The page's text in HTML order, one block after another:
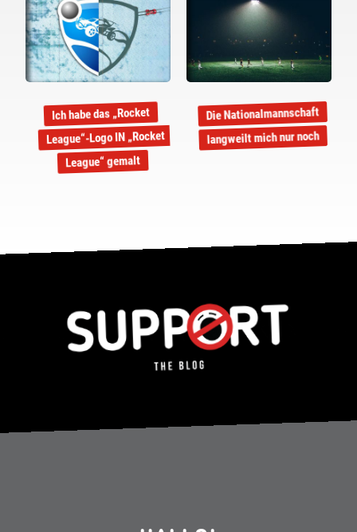
Ich habe das „Rocket
League“-Logo IN „Rocket
League“ gemalt
Die Nationalmannschaft
langweilt mich nur noch